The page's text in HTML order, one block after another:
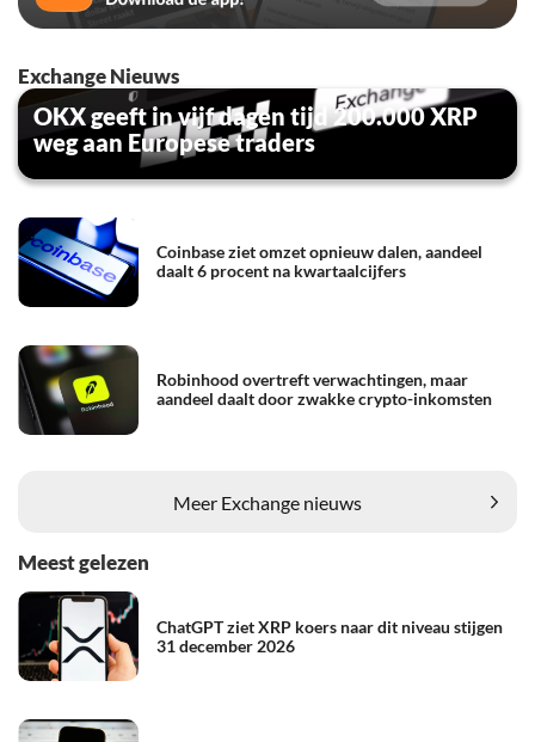
Exchange Nieuws
OKX geeft in vijf dagen tijd 200.000 XRP
weg aan Europese traders
Coinbase ziet omzet opnieuw dalen, aandeel
daalt 6 procent na kwartaalcijfers
Robinhood overtreft verwachtingen, maar
aandeel daalt door zwakke crypto-inkomsten
Meer Exchange nieuws
Meest gelezen
ChatGPT ziet XRP koers naar dit niveau stijgen
31 december 2026